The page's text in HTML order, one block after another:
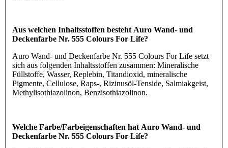
Aus welchen Inhaltsstoffen besteht Auro Wand- und
Deckenfarbe Nr. 555 Colours For Life?
Auro Wand- und Deckenfarbe Nr. 555 Colours For Life setzt
sich aus folgenden Inhaltsstoffen zusammen: Mineralische
Füllstoffe, Wasser, Replebin, Titandioxid, mineralische
Pigmente, Cellulose, Raps-, Rizinusöl-Tenside, Salmiakgeist,
Methylisothiazolinon, Benzisothiazolinon.
Welche Farbe/Farbeigenschaften hat Auro Wand- und
Deckenfarbe Nr. 555 Colours For Life?